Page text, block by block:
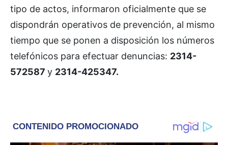
tipo de actos, informaron oficialmente que se
dispondrán operativos de prevención, al mismo
tiempo que se ponen a disposición los números
telefónicos para efectuar denuncias: 2314-
572587 y 2314-425347.